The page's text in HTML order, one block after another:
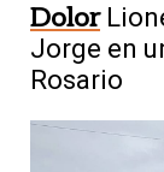
Dolor
Jorge en
Rosario